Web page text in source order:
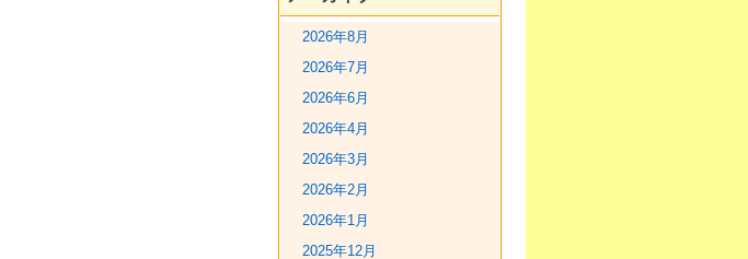
2026年8月
2026年7月
2026年6月
2026年4月
2026年3月
2026年2月
2026年1月
2025年12月